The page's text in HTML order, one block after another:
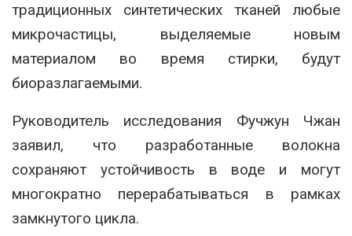
традиционных синтетических тканей любые
микрочастицы, выделяемые новым
материалом во время стирки, будут
биоразлагаемыми.
Руководитель исследования Фучжун Чжан
заявил, что разработанные волокна
сохраняют устойчивость в воде и могут
многократно перерабатываться в рамках
замкнутого цикла.